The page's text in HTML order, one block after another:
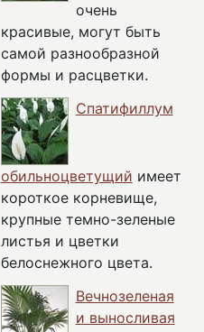
очень
красивые, могут быть
самой разнообразной
формы и расцветки.
Спатифиллум
обильноцветущий имеет
короткое корневище,
крупные темно-зеленые
листья и цветки
белоснежного цвета.
Вечнозеленая
и выносливая